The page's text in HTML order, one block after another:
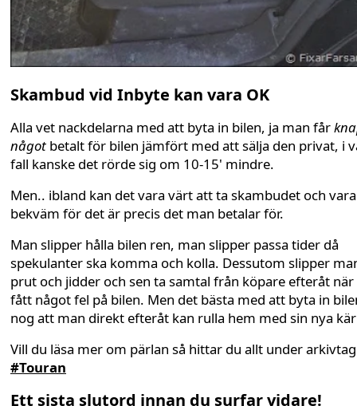
Skambud vid Inbyte kan vara OK
Alla vet nackdelarna med att byta in bilen, ja man får
något betalt för bilen jämfört med att sälja den privat, i
fall kanske det rörde sig om 10-15' mindre.
Men.. ibland kan det vara värt att ta skambudet och vara
bekväm för det är precis det man betalar för.
Man slipper hålla bilen ren, man slipper passa tider då
spekulanter ska komma och kolla. Dessutom slipper
prut och jidder och sen ta samtal från köpare efteråt när
fått något fel på bilen. Men det bästa med att byta in
nog att man direkt efteråt kan rulla hem med sin nya
Vill du läsa mer om pärlan så hittar du allt under
#Touran
Ett sista slutord innan du surfar vidare!